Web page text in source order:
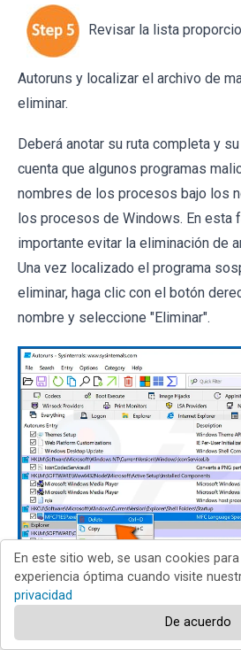
Revisar la lista
Autoruns y localizar el archivo de
eliminar.
Deberá anotar su ruta completa y
cuenta que algunos programas
nombres de los procesos bajo los
los procesos de Windows. En esta
importante evitar la eliminación de
Una vez localizado el programa
eliminar, haga clic con el botón
nombre y seleccione "Eliminar".
En este sitio web, se usan cookies
experiencia óptima cuando visite
privacidad
De acuerdo